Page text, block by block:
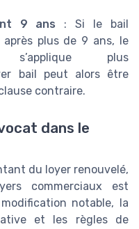
9 ans : Si le bail
plus de 9 ans, le
plus
bail peut alors être
contraire.
dans le
du loyer renouvelé,
commerciaux est
notable, la
et les règles de